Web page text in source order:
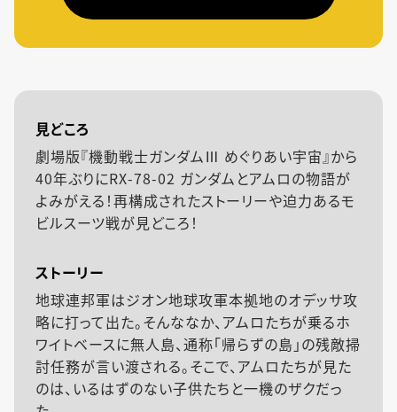
見どころ
劇場版『機動戦士ガンダムⅢ めぐりあい宇宙』から
40年ぶりにRX-78-02 ガンダムとアムロの物語が
よみがえる！再構成されたストーリーや迫力あるモ
ビルスーツ戦が見どころ！
ストーリー
地球連邦軍はジオン地球攻軍本拠地のオデッサ攻
略に打って出た。そんななか、アムロたちが乗るホ
ワイトベースに無人島、通称「帰らずの島」の残敵掃
討任務が言い渡される。そこで、アムロたちが見た
のは、いるはずのない子供たちと一機のザクだっ